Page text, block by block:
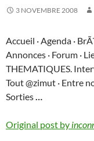
3 NOVEMBRE 2008
Accueil · Agenda ·
Annonces · Forum ·
THEMATIQUES.
Tout @zimut · Entre
Sorties…
Original post by